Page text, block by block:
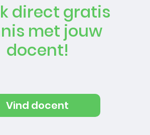
direct gratis
met jouw
docent!
Vind docent